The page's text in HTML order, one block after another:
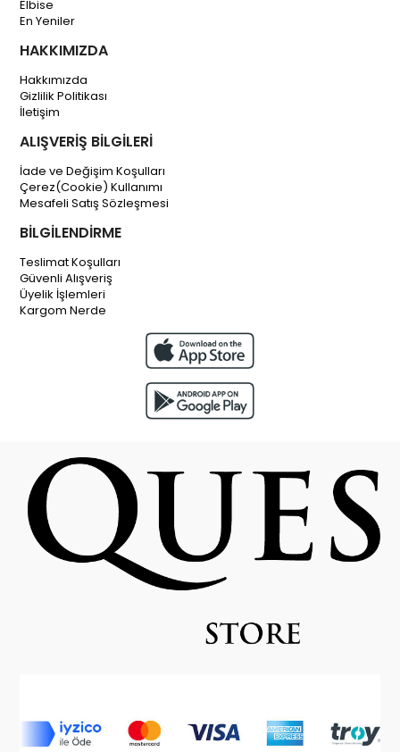
Elbise
En Yeniler
HAKKIMIZDA
Hakkımızda
Gizlilik Politikası
İletişim
ALIŞVERİŞ BİLGİLERİ
İade ve Değişim Koşulları
Çerez(Cookie) Kullanımı
Mesafeli Satış Sözleşmesi
BİLGİLENDİRME
Teslimat Koşulları
Güvenli Alışveriş
Üyelik İşlemleri
Kargom Nerde